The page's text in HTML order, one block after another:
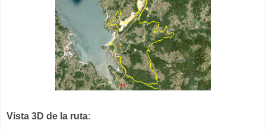
Vista 3D de la ruta: